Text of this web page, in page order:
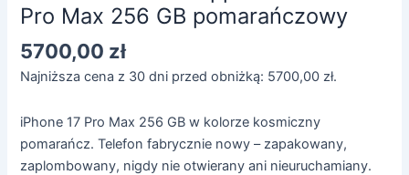
Pro Max 256 GB pomarańczowy
5700,00 zł
Najniższa cena z 30 dni przed obniżką: 5700,00zł.
iPhone 17 Pro Max 256 GB w kolorze kosmiczny
pomarańcz. Telefon fabrycznie nowy – zapakowany,
zaplombowany, nigdy nie otwierany ani nieuruchamiany.